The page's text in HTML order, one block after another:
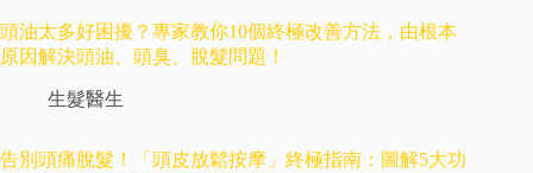
頭油太多好困擾？專家教你10個終極改善方法，由根本
原因解決頭油、頭臭、脫髮問題！
生髮醫生
告別頭痛脫髮！「頭皮放鬆按摩」終極指南：圖解5大功